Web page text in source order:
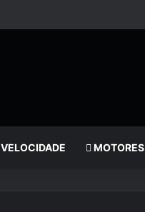
VELOCIDADE MOTORES